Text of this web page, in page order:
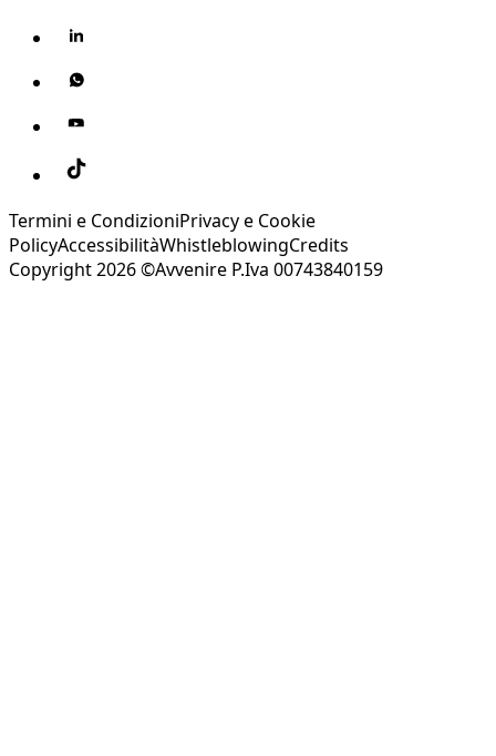
Termini e CondizioniPrivacy e Cookie
PolicyAccessibilitàWhistleblowingCredits
Copyright 2026 ©Avvenire P.Iva 00743840159